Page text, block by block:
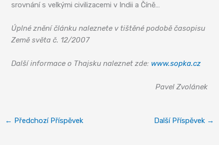
srovnání s velkými civilizacemi v Indii a Číně…
Úplné znění článku naleznete v tištěné podobě časopisu
Země světa č. 12/2007
Další informace o Thajsku naleznet zde: www.sopka.cz
Pavel Zvolánek
← Předchozí Příspěvek Další Příspěvek →